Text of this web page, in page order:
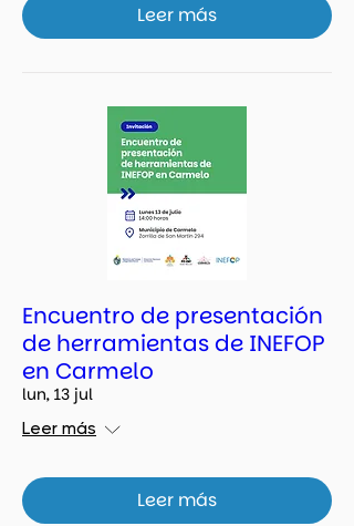
Leer más
Encuentro de presentación
de herramientas de INEFOP
en Carmelo
lun, 13 jul
Leer más
Leer más